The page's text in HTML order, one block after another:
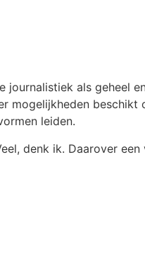
als geheel
beschikt
leiden.
denk ik. Daarover een